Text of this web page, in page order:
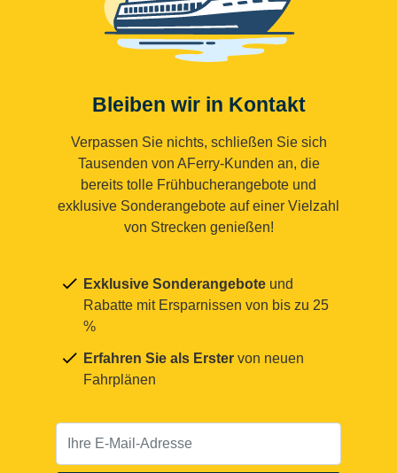
Bleiben wir in Kontakt
Verpassen Sie nichts, schließen Sie sich
Tausenden von AFerry-Kunden an, die
bereits tolle Frühbucherangebote und
exklusive Sonderangebote auf einer Vielzahl
von Strecken genießen!
Exklusive Sonderangebote und
Rabatte mit Ersparnissen von bis zu 25
%
Erfahren Sie als Erster von neuen
Fahrplänen